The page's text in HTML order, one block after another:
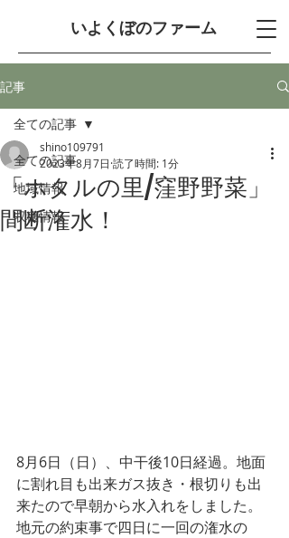
​いよくぼのファーム
記事
全ての記事
地域情報
収穫情報
全ての記事
「ホタルの里/窪野野菜」
間断潅水！
shino109791
2023年8月7日 読了時間: 1分
8月6日（日）、中干後10日経過。地面
に割れ目も出来ガス抜き・根切りも出
来たので早朝から水入れをしました。
地元の約束事で四日に一回の潅水の